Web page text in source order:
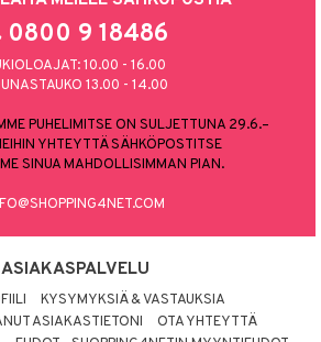
0800 9 18486
10.00 - 16.00
13.00 - 14.00
PUHELIMITSE ON SULJETTUNA 29.6.–
YHTEYTTÄ SÄHKÖPOSTITSE
SINUA MAHDOLLISIMMAN PIAN.
ASIAKASPALVELU
KYSYMYKSIÄ & VASTAUKSIA
ASIAKASTIETONI
OTA YHTEYTTÄ